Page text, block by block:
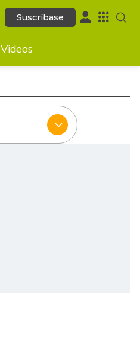
Suscríbase
Suscríbase
Videos